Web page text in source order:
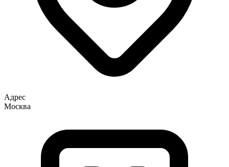
Адрес
Москва